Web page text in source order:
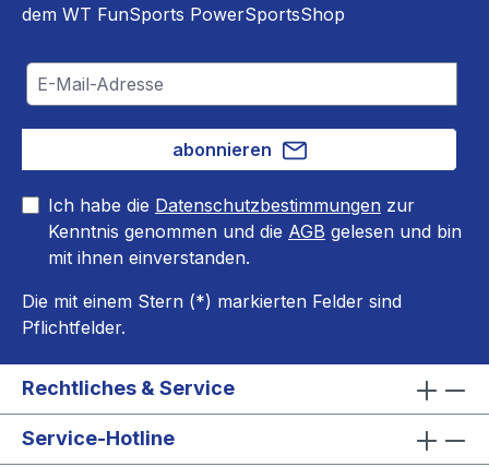
dem WT FunSports PowerSportsShop
abonnieren
Ich habe die Datenschutzbestimmungen zur
Kenntnis genommen und die AGB gelesen und bin
mit ihnen einverstanden.
Die mit einem Stern (*) markierten Felder sind
Pflichtfelder.
Rechtliches & Service
Service-Hotline